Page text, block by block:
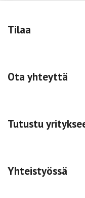
Tilaa
Ota yhteyttä
Tutustu
Yhteistyössä